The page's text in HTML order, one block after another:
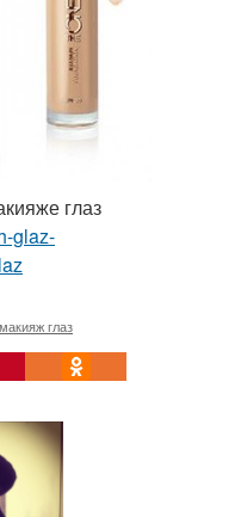
глаз
glaz-
глаз